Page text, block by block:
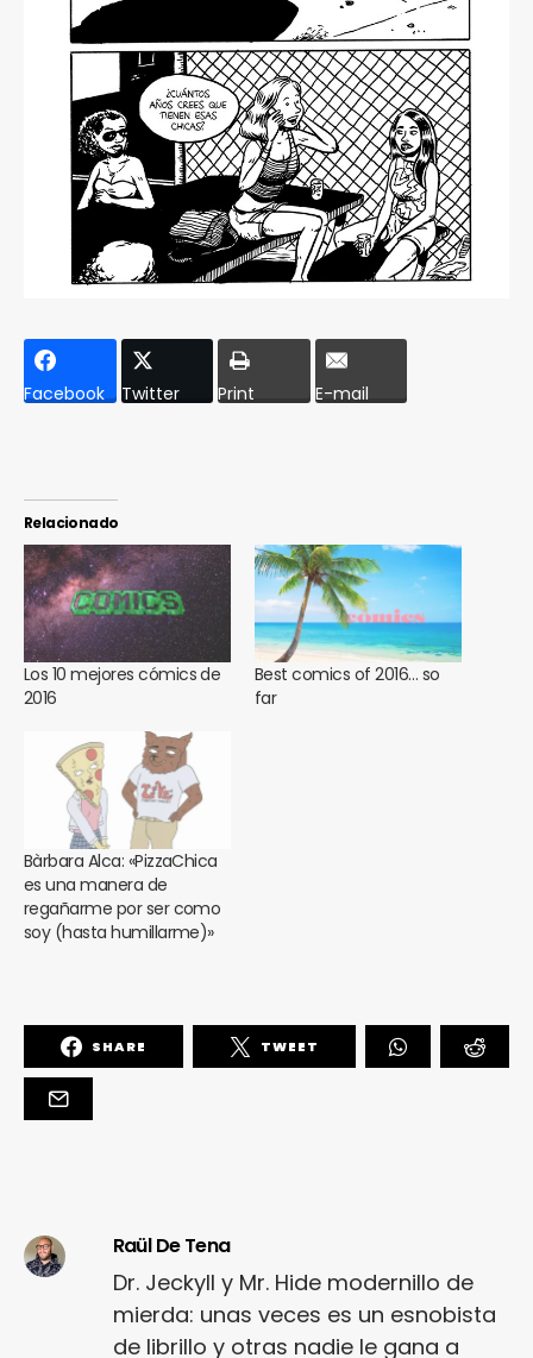
Facebook Twitter Print E-mail
Relacionado
Los 10 mejores cómics de
2016
Best comics of 2016… so
far
Bàrbara Alca: «PizzaChica
es una manera de
regañarme por ser como
soy (hasta humillarme)»
SHARE TWEET
Raül De Tena
Dr. Jeckyll y Mr. Hide modernillo de
mierda: unas veces es un esnobista
de librillo y otras nadie le gana a